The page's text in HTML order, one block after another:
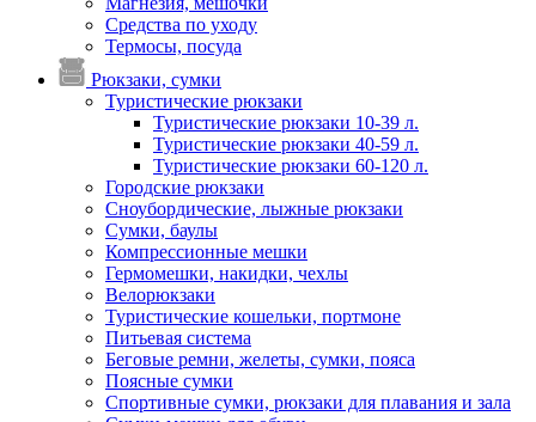
Средства по уходу
Термосы, посуда
Рюкзаки, сумки
Туристические рюкзаки
Туристические рюкзаки 10-39 л.
Туристические рюкзаки 40-59 л.
Туристические рюкзаки 60-120 л.
Городские рюкзаки
Сноубордические, лыжные рюкзаки
Сумки, баулы
Компрессионные мешки
Гермомешки, накидки, чехлы
Велорюкзаки
Туристические кошельки, портмоне
Питьевая система
Беговые ремни, желеты, сумки, пояса
Поясные сумки
Спортивные сумки, рюкзаки для плавания и зала